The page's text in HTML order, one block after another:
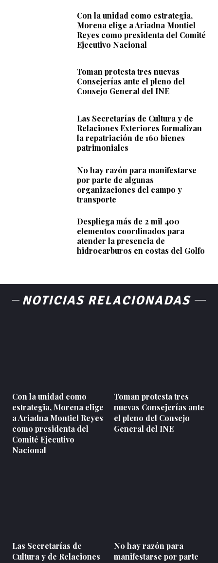
Con la unidad como estrategia,
Morena elige a Ariadna Montiel
Reyes como presidenta del Comité
Ejecutivo Nacional
Toman protesta tres nuevas
Consejerías ante el pleno del
Consejo General del INE
Las Secretarías de Cultura y de
Relaciones Exteriores formalizan
la repatriación de 160 bienes
patrimoniales
No hay razón para manifestarse
por parte de algunas
organizaciones del campo y
transporte
Despliega más de 2 mil 400
elementos coordinados para
atender la presencia de
hidrocarburos en costas del Golfo
NOTICIAS RELACIONADAS
Con la unidad como
estrategia, Morena elige
a Ariadna Montiel Reyes
como presidenta del
Comité Ejecutivo
Nacional
Toman protesta tres
nuevas Consejerías ante
el pleno del Consejo
General del INE
Las Secretarías de
Cultura y de Relaciones
No hay razón para
manifestarse por parte